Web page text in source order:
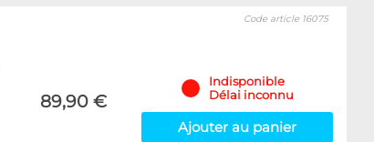
89,90 €
Code article 16075
Indisponible
Délai inconnu
Ajouter au panier